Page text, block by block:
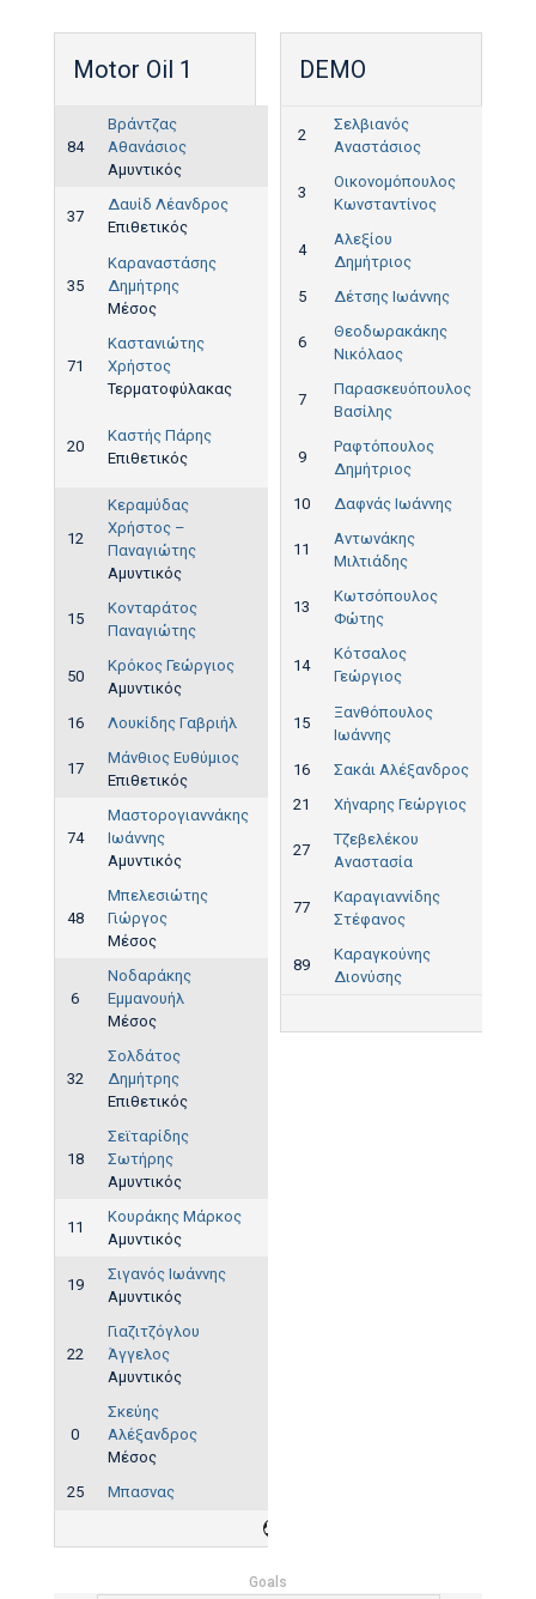
Motor Oil 1
84
Βράντζας
Αθανάσιος
Αμυντικός
37
Δαυίδ Λέανδρος
Επιθετικός
35
Καραναστάσης
Δημήτρης
Μέσος
71
Καστανιώτης
Χρήστος
Τερματοφύλακας
20
Καστής Πάρης
Επιθετικός
12
Κεραμύδας
Χρήστος –
Παναγιώτης
Αμυντικός
15
Κονταράτος
Παναγιώτης
50
Κρόκος Γεώργιος
Αμυντικός
16
Λουκίδης Γαβριήλ
17
Μάνθιος Ευθύμιος
Επιθετικός
74
Μαστορογιαννάκης
Ιωάννης
Αμυντικός
48
Μπελεσιώτης
Γιώργος
Μέσος
6
Νοδαράκης
Εμμανουήλ
Μέσος
32
Σολδάτος
Δημήτρης
Επιθετικός
18
Σεϊταρίδης
Σωτήρης
Αμυντικός
11
Κουράκης Μάρκος
Αμυντικός
19
Σιγανός Ιωάννης
Αμυντικός
22
Γιαζιτζόγλου
Άγγελος
Αμυντικός
0
Σκεύης
Αλέξανδρος
Μέσος
25
Μπασνας
DEMO
2
Σελβιανός
Αναστάσιος
3
Οικονομόπουλος
Κωνσταντίνος
4
Αλεξίου
Δημήτριος
5
Δέτσης Ιωάννης
6
Θεοδωρακάκης
Νικόλαος
7
Παρασκευόπουλος
Βασίλης
9
Ραφτόπουλος
Δημήτριος
10
Δαφνάς Ιωάννης
11
Αντωνάκης
Μιλτιάδης
13
Κωτσόπουλος
Φώτης
14
Κότσαλος
Γεώργιος
15
Ξανθόπουλος
Ιωάννης
16
Σακάι Αλέξανδρος
21
Χήναρης Γεώργιος
27
Τζεβελέκου
Αναστασία
77
Καραγιαννίδης
Στέφανος
89
Καραγκούνης
Διονύσης
Goals